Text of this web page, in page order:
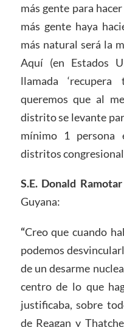
más gente para
más gente haya
más natural será la
Aquí (en Estados
llamada
queremos que al
distrito se levante
mínimo 1
distritos
S.E. Donald Ramotar
Guyana:
“Creo que cuando
podemos
de un desarme
centro de lo que
justificaba, sobre
de Reagan y